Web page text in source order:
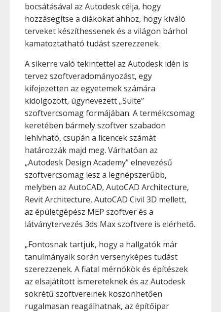
bocsátásával az Autodesk célja, hogy
hozzásegítse a diákokat ahhoz, hogy kiváló
terveket készíthessenek és a világon bárhol
kamatoztatható tudást szerezzenek.
A sikerre való tekintettel az Autodesk idén is
tervez szoftveradományozást, egy
kifejezetten az egyetemek számára
kidolgozott, úgynevezett „Suite”
szoftvercsomag formájában. A termékcsomag
keretében bármely szoftver szabadon
lehívható, csupán a licencek számát
határozzák majd meg. Várhatóan az
„Autodesk Design Academy” elnevezésű
szoftvercsomag lesz a legnépszerűbb,
melyben az AutoCAD, AutoCAD Architecture,
Revit Architecture, AutoCAD Civil 3D mellett,
az épületgépész MEP szoftver és a
látványtervezés 3ds Max szoftvere is elérhető.
„Fontosnak tartjuk, hogy a hallgatók már
tanulmányaik során versenyképes tudást
szerezzenek. A fiatal mérnökök és építészek
az elsajátított ismereteknek és az Autodesk
sokrétű szoftvereinek köszönhetően
rugalmasan reagálhatnak, az építőipar